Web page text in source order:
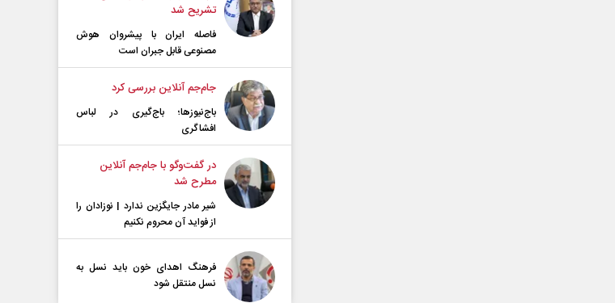
تشریح شد
فاصله ایران با پیشرو‌ان هوش
مصنوعی قابل جبران است
جام‌جم آنلاین بررسی کرد
باج‌نیوزها؛ باج‌گیری در لباس
افشاگری
در گفت‌و‌گو با جام‌جم آنلاین
مطرح شد
شیر مادر جایگزین ندارد | نوزادان را
از فواید آن محروم نکنیم
فرهنگ اهدای خون باید نسل به
نسل منتقل شود